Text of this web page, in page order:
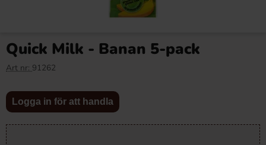
Quick Milk - Banan 5-pack
Art nr: 91262
Logga in för att handla